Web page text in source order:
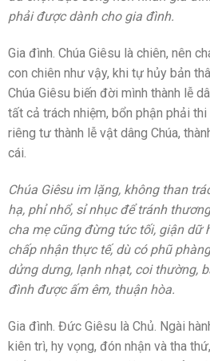
phải được dành cho gia đình.
Gia đình. Chúa Giêsu là chiên, nên
con chiên như vậy, khi tự hủy bản
Chúa Giêsu biến đời mình thành lễ
tất cả trách nhiệm, bổn phận phải thi
riêng tư thành lễ vật dâng Chúa,
cái.
Chúa Giêsu im lặng, không than
hạ, phỉ nhổ, sỉ nhục để tránh
cha mẹ cũng đừng tức tối, giận dữ
chấp nhận thực tế, dù có phũ
dửng dưng, lạnh nhạt, coi thường,
đình được ấm êm, thuận hòa.
Gia đình. Đức Giêsu là Chủ. Ngài
kiên trì, hy vọng, đón nhận và tha